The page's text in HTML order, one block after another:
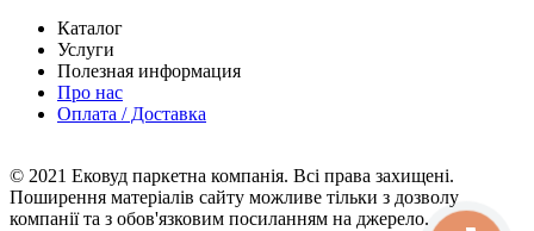
Каталог
Услуги
Полезная информация
Про нас
Оплата / Доставка
© 2021 Ековуд паркетна компанія. Всі права захищені.
Поширення матеріалів сайту можливе тільки з дозволу
компанії та з обов'язковим посиланням на джерело.